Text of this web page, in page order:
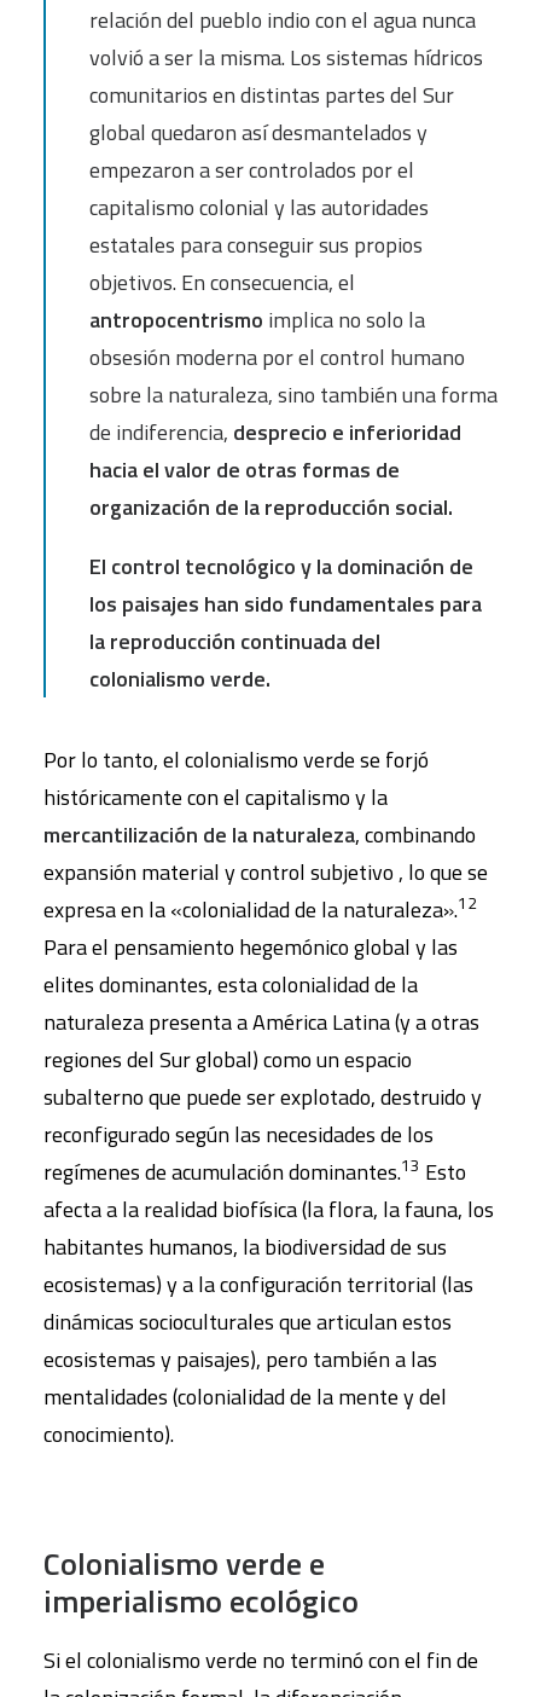
relación del pueblo indio con el agua nunca
volvió a ser la misma. Los sistemas hídricos
comunitarios en distintas partes del Sur
global quedaron así desmantelados y
empezaron a ser controlados por el
capitalismo colonial y las autoridades
estatales para conseguir sus propios
objetivos. En consecuencia, el
antropocentrismo implica no solo la
obsesión moderna por el control humano
sobre la naturaleza, sino también una forma
de indiferencia, desprecio e inferioridad
hacia el valor de otras formas de
organización de la reproducción social.
El control tecnológico y la dominación de
los paisajes han sido fundamentales para
la reproducción continuada del
colonialismo verde.
Por lo tanto, el colonialismo verde se forjó
históricamente con el capitalismo y la
mercantilización de la naturaleza, combinando
expansión material y control subjetivo , lo que se
expresa en la «colonialidad de la naturaleza».12
Para el pensamiento hegemónico global y las
elites dominantes, esta colonialidad de la
naturaleza presenta a América Latina (y a otras
regiones del Sur global) como un espacio
subalterno que puede ser explotado, destruido y
reconfigurado según las necesidades de los
regímenes de acumulación dominantes.13 Esto
afecta a la realidad biofísica (la flora, la fauna, los
habitantes humanos, la biodiversidad de sus
ecosistemas) y a la configuración territorial (las
dinámicas socioculturales que articulan estos
ecosistemas y paisajes), pero también a las
mentalidades (colonialidad de la mente y del
conocimiento).
Colonialismo verde e
imperialismo ecológico
Si el colonialismo verde no terminó con el fin de